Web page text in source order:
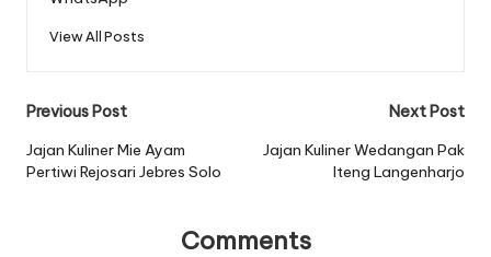
View All Posts
Post
navigation
Previous Post
Jajan Kuliner Mie Ayam
Pertiwi Rejosari Jebres Solo
Next Post
Jajan Kuliner Wedangan Pak
Iteng Langenharjo
Comments